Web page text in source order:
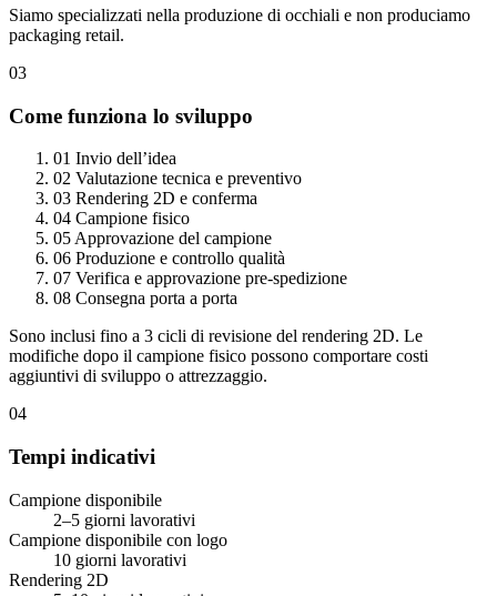
Siamo specializzati nella produzione di occhiali e non produciamo
packaging retail.
03
Come funziona lo sviluppo
01 Invio dell’idea
02 Valutazione tecnica e preventivo
03 Rendering 2D e conferma
04 Campione fisico
05 Approvazione del campione
06 Produzione e controllo qualità
07 Verifica e approvazione pre-spedizione
08 Consegna porta a porta
Sono inclusi fino a 3 cicli di revisione del rendering 2D. Le
modifiche dopo il campione fisico possono comportare costi
aggiuntivi di sviluppo o attrezzaggio.
04
Tempi indicativi
Campione disponibile
2–5 giorni lavorativi
Campione disponibile con logo
10 giorni lavorativi
Rendering 2D